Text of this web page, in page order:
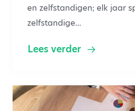
en zelfstandigen; elk jaar
zelfstandige...
Lees verder